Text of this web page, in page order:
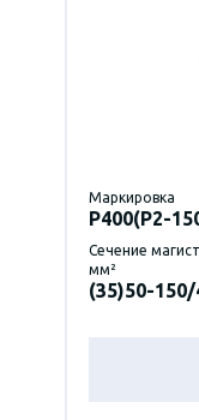
Маркировка
P400(Р2-
Сечение
мм²
(35)50-